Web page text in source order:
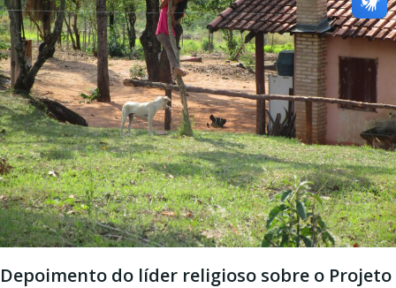
Depoimento do líder religioso sobre o Projeto